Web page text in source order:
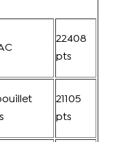
22408
pts
21105
pts